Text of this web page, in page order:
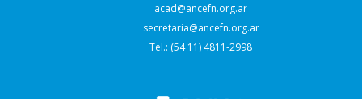
acad@ancefn.org.ar
secretaria@ancefn.org.ar
Tel.: (54 11) 4811-2998